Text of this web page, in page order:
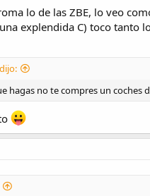
al precio pues sí, está la cosa
de hace 5 años casi me están
lo de las ZBE, lo veo
explendida C) toco tanto
hagas no te compres un coches